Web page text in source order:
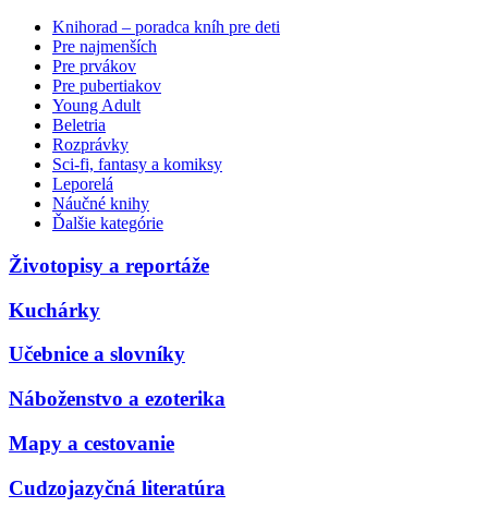
Knihorad – poradca kníh pre deti
Pre najmenších
Pre prvákov
Pre pubertiakov
Young Adult
Beletria
Rozprávky
Sci-fi, fantasy a komiksy
Leporelá
Náučné knihy
Ďalšie kategórie
Životopisy a reportáže
Kuchárky
Učebnice a slovníky
Náboženstvo a ezoterika
Mapy a cestovanie
Cudzojazyčná literatúra